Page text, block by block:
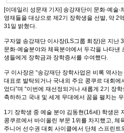
[이데일리 성문재 기자] 송강재단이 문화·예술
영재들을 대상으로 제2기 장학생을 선발, 약 2
31일 밝혔다.
구자열 송강재단 이사장(LS그룹 회장)은 지난
문화·예술분야와 체육분야에서 두각을 나타낸
생들에게 장학금과 장학증서를 수여했다.
구 이사장은 “송강재단 장학사업은 비록 역사
대표로 발탁되거나 국내외 주요 콩쿠르 대회에
었다”며 “이번에 재선정되거나 새롭게 2기 장
축하하고 국내 및 세계 무대에서 꿈을 펼치는
1기 장학생 중 예술 분야 김동현(16세) 학생은
콩쿠르에서 바이올린 부문 1위를 차지했고, 체
주니어 선수권 대회 사이클에서 단체 스프린트